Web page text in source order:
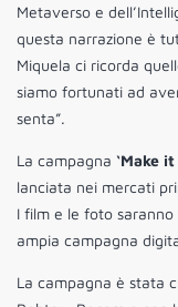
Metaverso e
questa narrazione è
Miquela ci ricorda
siamo fortunati ad
senta”.
La campagna ‘Make it
lanciata nei mercati
I film e le foto
ampia campagna
La campagna è stata